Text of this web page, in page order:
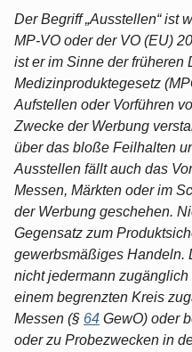
Der Begriff „Ausstellen“ ist
MP-VO oder der VO (EU)
ist er im Sinne der früheren
Medizinproduktegesetz
Aufstellen oder Vorführen
Zwecke der Werbung
über das bloße Feilhalten
Ausstellen fällt auch das
Messen, Märkten oder im
der Werbung geschehen.
Gegensatz zum
gewerbsmäßiges Handeln.
nicht jedermann
einem begrenzten Kreis
Messen (§ 64 GewO) oder
oder zu Probezwecken in